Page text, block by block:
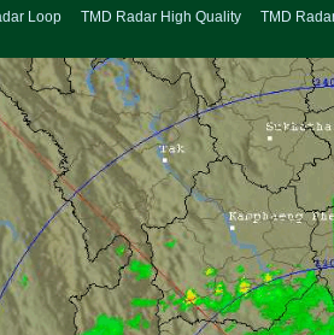
Loop TMD Radar High Quality TMD